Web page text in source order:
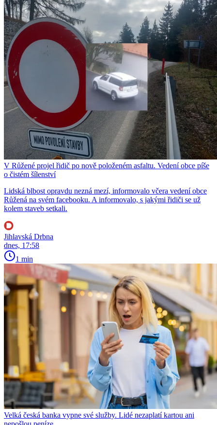
V Růžené projel řidič po nově položeném asfaltu. Vedení obce píše
o čistém šílenství
Lidská blbost opravdu nezná mezí, informovalo včera vedení obce
Růžená na svém facebooku. A informovalo, s jakými řidiči se už
kolem staveb setkali.
Jihlavská Drbna
dnes, 17:58
1 min
Velká česká banka vypne své služby. Lidé nezaplatí kartou ani